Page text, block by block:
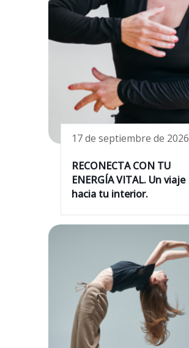
17 de septiembre de 2026
RECONECTA CON TU
ENERGÍA VITAL. Un viaje
hacia tu interior.